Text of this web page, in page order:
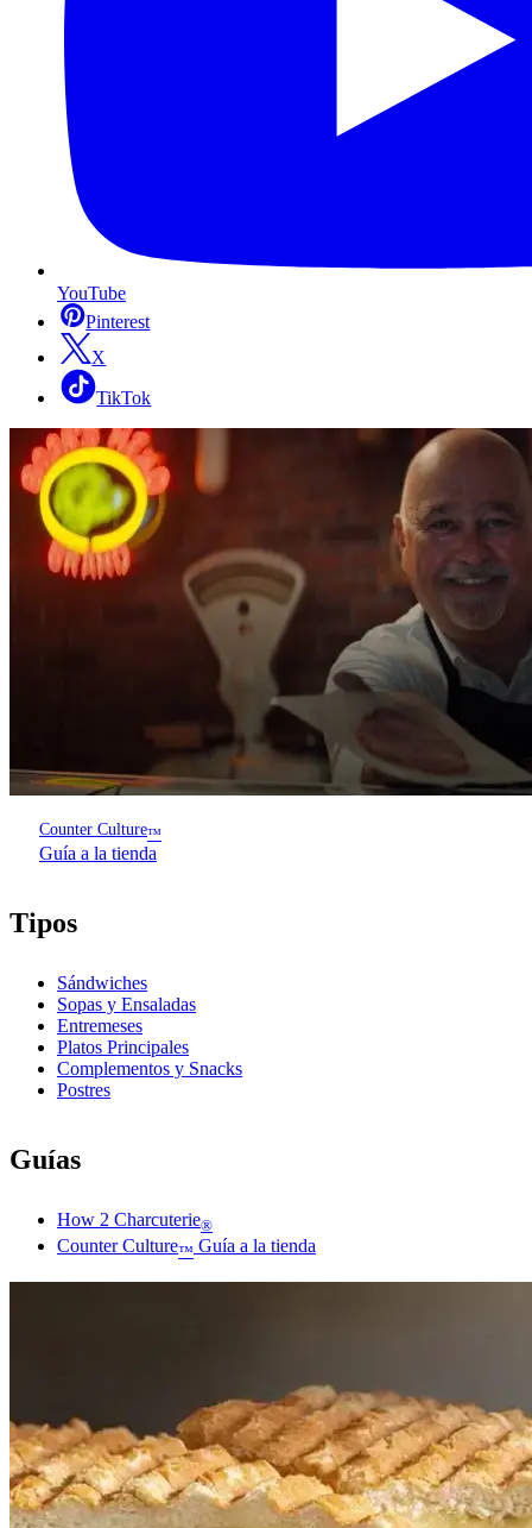
YouTube
Pinterest
X
TikTok
Counter Culture™
Guía a la tienda
Tipos
Sándwiches
Sopas y Ensaladas
Entremeses
Platos Principales
Complementos y Snacks
Postres
Guías
How 2 Charcuterie®
Counter Culture™ Guía a la tienda